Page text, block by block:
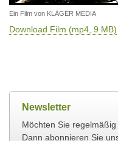
Ein Film von KLÄGER MEDIA
Download Film (mp4, 9 MB)
Newsletter
Möchten Sie
Dann abonnieren Sie